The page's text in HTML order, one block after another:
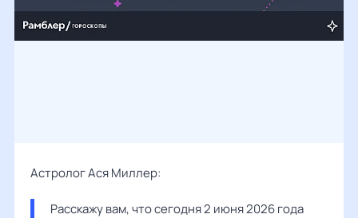
Астролог Ася Миллер:
Расскажу вам, что сегодня 2 июня 2026 года